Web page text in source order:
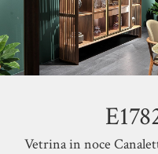
Vetrina in noce